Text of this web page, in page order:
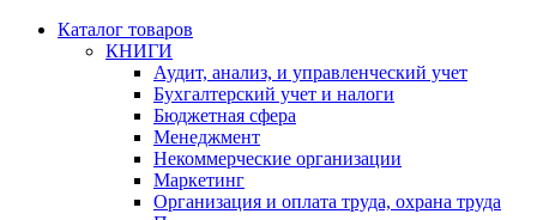
Каталог товаров
КНИГИ
Аудит, анализ, и управленческий учет
Бухгалтерский учет и налоги
Бюджетная сфера
Менеджмент
Некоммерческие организации
Маркетинг
Организация и оплата труда, охрана труда